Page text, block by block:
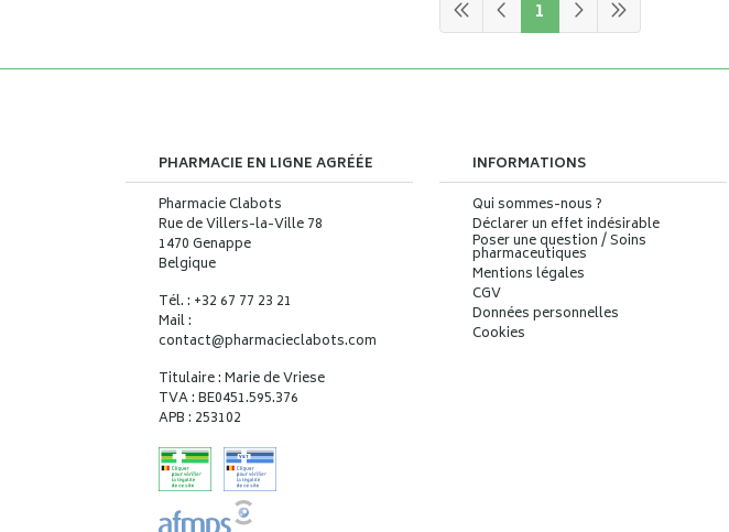
1
PHARMACIE EN LIGNE AGRÉÉE
Pharmacie Clabots
Rue de Villers-la-Ville 78
1470 Genappe
Belgique
Tél. : +32 67 77 23 21
Mail :
contact@pharmacieclabots.com
Titulaire : Marie de Vriese
TVA : BE0451.595.376
APB : 253102
INFORMATIONS
Qui sommes-nous ?
Déclarer un effet indésirable
Poser une question / Soins
pharmaceutiques
Mentions légales
CGV
Données personnelles
Cookies